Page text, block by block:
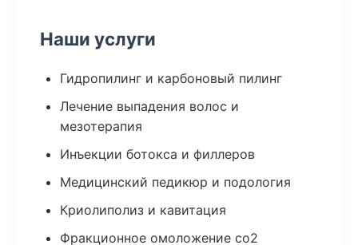
Наши услуги
Гидропилинг и карбоновый пилинг
Лечение выпадения волос и
мезотерапия
Инъекции ботокса и филлеров
Медицинский педикюр и подология
Криолиполиз и кавитация
Фракционное омоложение co2